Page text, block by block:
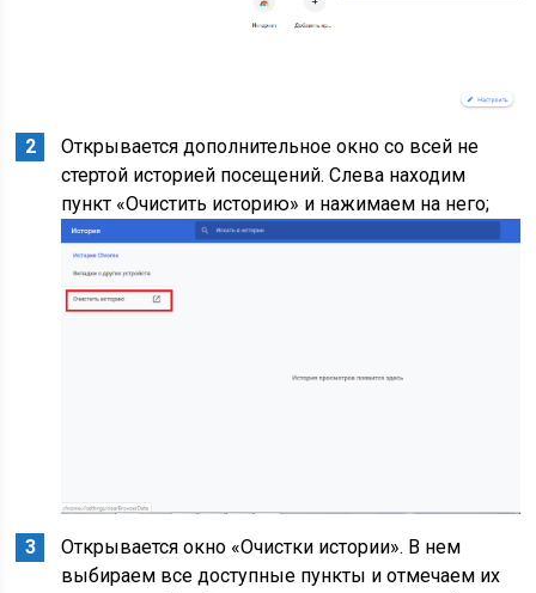
Открывается дополнительное окно со всей не
стертой историей посещений. Слева находим
пункт «Очистить историю» и нажимаем на него;
Открывается окно «Очистки истории». В нем
выбираем все доступные пункты и отмечаем их